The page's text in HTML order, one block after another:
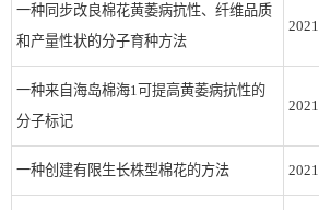
一种同步改良棉花黄萎病抗性、纤维品质
和产量性状的分子育种方法
一种来自海岛棉海1可提高黄萎病抗性的
分子标记
一种创建有限生长株型棉花的方法